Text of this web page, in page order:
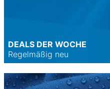
DEALS DER WOCHE
Regelmäßig neu